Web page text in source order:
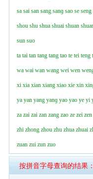
sa sai san sang sanɡ sao se seng
shou shu shua shuai shuan
sun suo
ta tai tan tang tang tao te tei teng
wa wai wan wang wei wen
xi xia xian xiang xiao xie xin
ya yan yang yanɡ yao yao ye yi
za zai zai zan zang zao ze zei zen
zhi zhong zhou zhu zhua zhuai
zuan zui zun zuo
按拼音字母查询的结果：